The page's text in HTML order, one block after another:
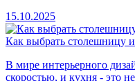
15.10.2025
Как выбрать столешницу
В мире интерьерного
скоростью, и кухня - это